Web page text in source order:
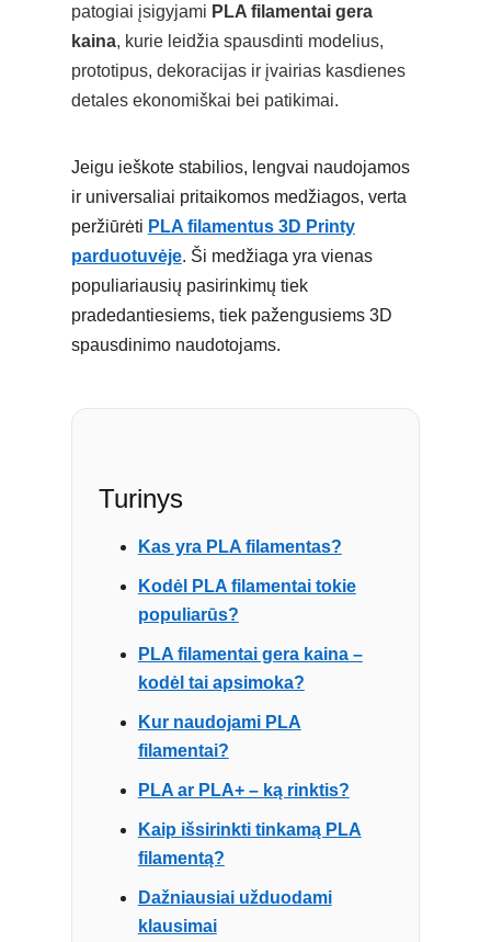
patogiai įsigyjami PLA filamentai gera
kaina, kurie leidžia spausdinti modelius,
prototipus, dekoracijas ir įvairias kasdienes
detales ekonomiškai bei patikimai.
Jeigu ieškote stabilios, lengvai naudojamos
ir universaliai pritaikomos medžiagos, verta
peržiūrėti PLA filamentus 3D Printy
parduotuvėje. Ši medžiaga yra vienas
populiariausių pasirinkimų tiek
pradedantiesiems, tiek pažengusiems 3D
spausdinimo naudotojams.
Turinys
Kas yra PLA filamentas?
Kodėl PLA filamentai tokie
populiarūs?
PLA filamentai gera kaina –
kodėl tai apsimoka?
Kur naudojami PLA
filamentai?
PLA ar PLA+ – ką rinktis?
Kaip išsirinkti tinkamą PLA
filamentą?
Dažniausiai užduodami
klausimai